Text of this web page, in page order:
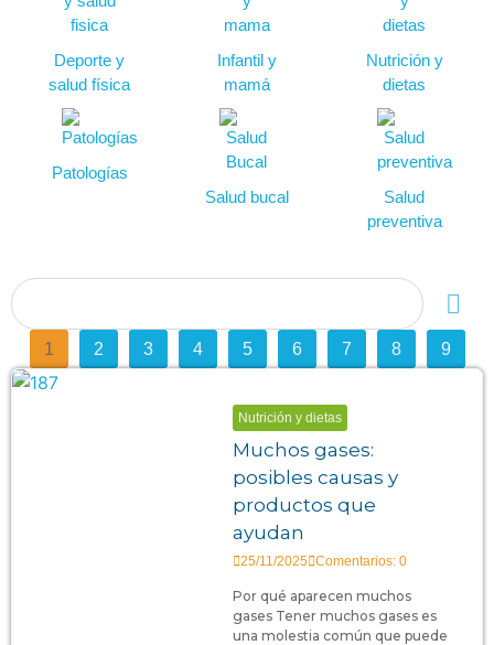
Deporte y
salud física
Infantil y
mamá
Nutrición y
dietas
Patologías
Salud bucal
Salud
preventiva
1 2 3 4 5 6 7 8 9
Nutrición y dietas
Muchos gases:
posibles causas y
productos que
ayudan
25/11/2025 Comentarios: 0
Por qué aparecen muchos
gases Tener muchos gases es
una molestia común que puede